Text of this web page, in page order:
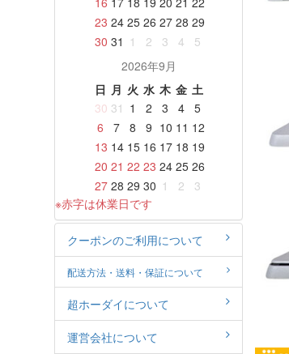
23 24 25 26 27 28 29
30 31 1 2 3 4
5
2026年9月
日 月 火 水 木 金 土
30 31 1 2 3 4
5
6
7 8 9 10 11 12
13 14 15 16 17 18 19
20 21 22 23 24 25 26
27 28 29 30 1 2
3
※赤字は休業日です
クーポンのご利用について
配送方法・送料・保証について
超ホーダイについて
運営会社について